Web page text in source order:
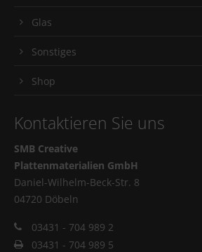
Glas
Sonstiges
Shop
Kontaktieren Sie uns
SMB Creative
Plattenmaterialien GmbH
Daniel-Wilhelm-Beck-Str. 8
04720 Döbeln
03431 - 704 989 2
03431 - 704 989 5